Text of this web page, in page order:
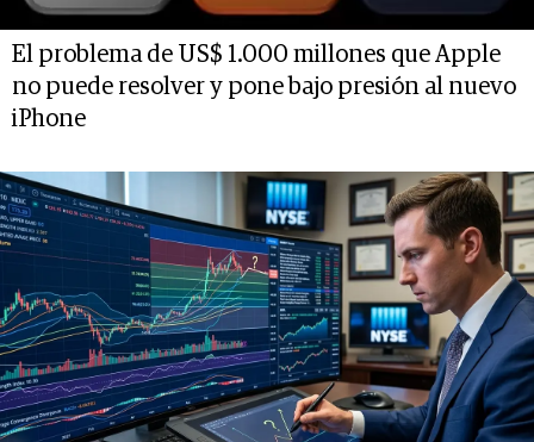
El problema de US$ 1.000 millones que Apple
no puede resolver y pone bajo presión al nuevo
iPhone